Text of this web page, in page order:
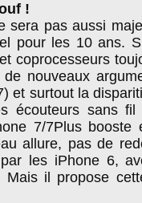
!
pas aussi
pour les 10 ans.
coprocesseurs
nouveaux
et surtout la
écouteurs sans
7/7Plus
allure, pas de
les iPhone 6,
il propose